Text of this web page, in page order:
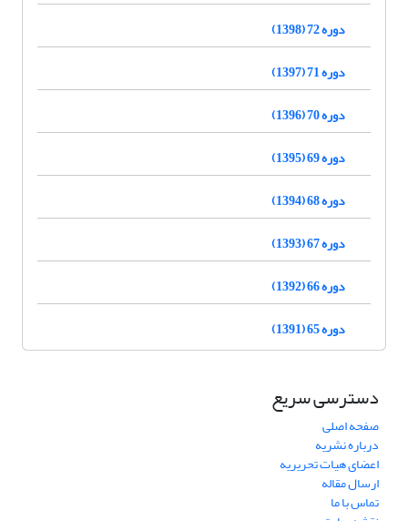
دوره 72 (1398)
دوره 71 (1397)
دوره 70 (1396)
دوره 69 (1395)
دوره 68 (1394)
دوره 67 (1393)
دوره 66 (1392)
دوره 65 (1391)
دسترسی سریع
صفحه اصلی
درباره نشریه
اعضای هیات تحریریه
ارسال مقاله
تماس با ما